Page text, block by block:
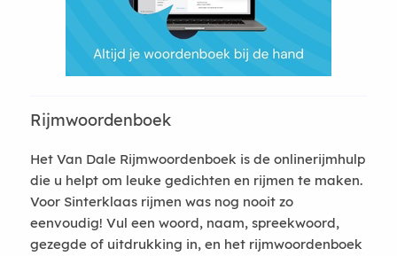
Rijmwoordenboek
Het Van Dale Rijmwoordenboek is de onlinerijmhulp
die u helpt om leuke gedichten en rijmen te maken.
Voor Sinterklaas rijmen was nog nooit zo
eenvoudig! Vul een woord, naam, spreekwoord,
gezegde of uitdrukking in, en het rijmwoordenboek